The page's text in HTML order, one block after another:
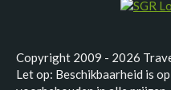
Copyright 2009 - 2026
Let op: Beschikbaarheid is